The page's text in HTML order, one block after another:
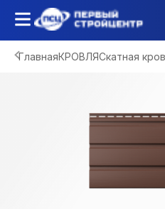
ГлавнаяКРОВЛЯСкатная